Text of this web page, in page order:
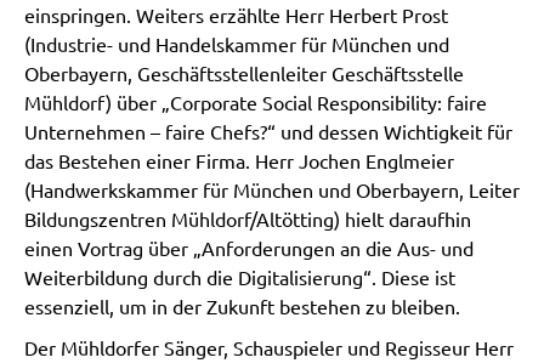
einspringen. Weiters erzählte Herr Herbert Prost
(Industrie- und Handelskammer für München und
Oberbayern, Geschäftsstellenleiter Geschäftsstelle
Mühldorf) über „Corporate Social Responsibility: faire
Unternehmen – faire Chefs?“ und dessen Wichtigkeit für
das Bestehen einer Firma. Herr Jochen Englmeier
(Handwerkskammer für München und Oberbayern, Leiter
Bildungszentren Mühldorf/Altötting) hielt daraufhin
einen Vortrag über „Anforderungen an die Aus- und
Weiterbildung durch die Digitalisierung“. Diese ist
essenziell, um in der Zukunft bestehen zu bleiben.
Der Mühldorfer Sänger, Schauspieler und Regisseur Herr